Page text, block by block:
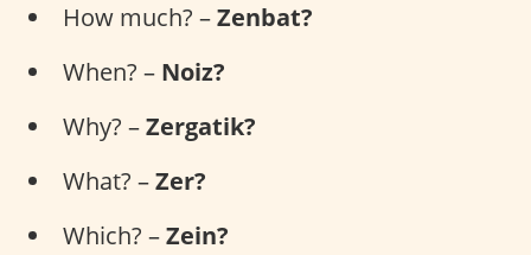
How much? –Zenbat?
When? – Noiz?
Why? –Zergatik?
What? –Zer?
Which? –Zein?